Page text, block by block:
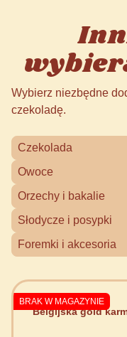
Wybierz niezbędne
czekoladę.
Czekolada
Owoce
Orzechy i bakalie
Słodycze i posypki
Foremki i akcesoria
BRAK W MAGAZYNIE
Belgijska gold